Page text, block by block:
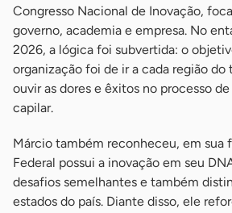
Congresso Nacional de Inovação,
governo, academia e empresa. No
2026, a lógica foi subvertida: o
organização foi de ir a cada região do
ouvir as dores e êxitos no processo
capilar.
Márcio também reconheceu, em sua
Federal possui a inovação em seu
desafios semelhantes e também
estados do país. Diante disso, ele